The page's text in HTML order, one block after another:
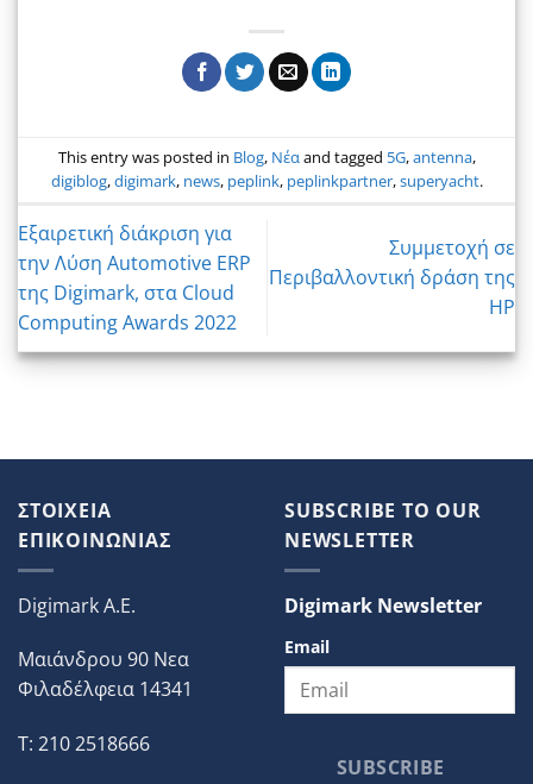
This entry was posted in Blog, Νέαand tagged 5G,antenna,
digiblog,digimark, news, peplink, peplinkpartner,superyacht.
Εξαιρετική διάκριση για
την Λύση Automotive ERP
της Digimark, στα Cloud
Computing Awards 2022
Συμμετοχή σε
Περιβαλλοντική δράση της
HP
ΣΤΟΙΧΕΙΑ
ΕΠΙΚΟΙΝΩΝΙΑΣ
Digimark A.E.
Μαιάνδρου 90 Νεα
Φιλαδέλφεια 14341
T: 210 2518666
SUBSCRIBE TO OUR
NEWSLETTER
Digimark Newsletter
Email
SUBSCRIBE